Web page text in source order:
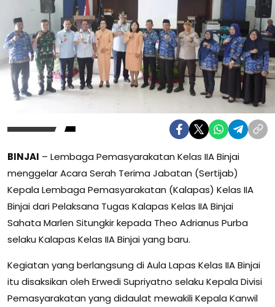
BINJAI – Lembaga Pemasyarakatan Kelas IIA Binjai
menggelar Acara Serah Terima Jabatan (Sertijab)
Kepala Lembaga Pemasyarakatan (Kalapas) Kelas IIA
Binjai dari Pelaksana Tugas Kalapas Kelas IIA Binjai
Sahata Marlen Situngkir kepada Theo Adrianus Purba
selaku Kalapas Kelas IIA Binjai yang baru.
Kegiatan yang berlangsung di Aula Lapas Kelas IIA Binjai
itu disaksikan oleh Erwedi Supriyatno selaku Kepala Divisi
Pemasyarakatan yang didaulat mewakili Kepala Kanwil